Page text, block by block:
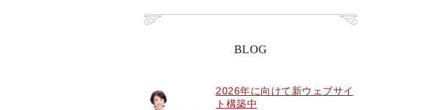
BLOG
2026年に向けて新ウェブサイ
ト構築中